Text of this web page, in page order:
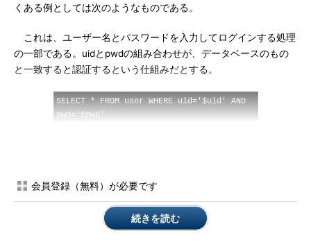
くある例としては次のようなものである。
これは、ユーザー名とパスワードを入力してログインする処理
の一部である。uidとpwdの組み合わせが、データベースのもの
と一致すると認証するという仕組みだとする。
SELECT * FROM user WHERE uid='$uid'
AND
pwd='$pwd'
$uid ： ueno
会員登録（無料）が必要です
続きを読む